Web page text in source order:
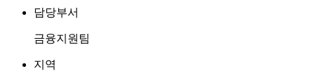
담당부서
금융지원팀
지역